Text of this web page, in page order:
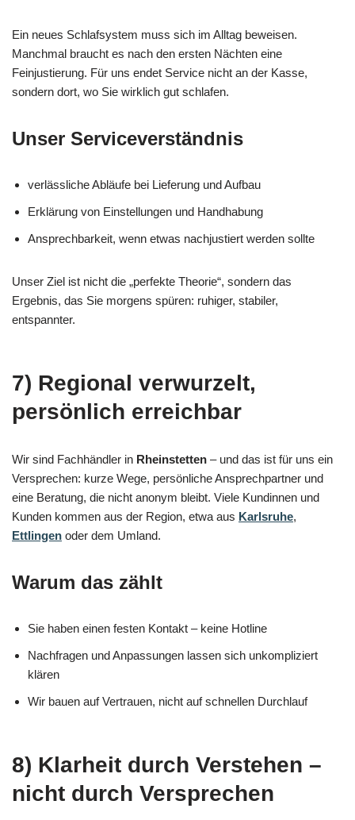
Ein neues Schlafsystem muss sich im Alltag beweisen.
Manchmal braucht es nach den ersten Nächten eine
Feinjustierung. Für uns endet Service nicht an der Kasse,
sondern dort, wo Sie wirklich gut schlafen.
Unser Serviceverständnis
verlässliche Abläufe bei Lieferung und Aufbau
Erklärung von Einstellungen und Handhabung
Ansprechbarkeit, wenn etwas nachjustiert werden sollte
Unser Ziel ist nicht die „perfekte Theorie“, sondern das
Ergebnis, das Sie morgens spüren: ruhiger, stabiler,
entspannter.
7) Regional verwurzelt,
persönlich erreichbar
Wir sind Fachhändler in Rheinstetten – und das ist für uns ein
Versprechen: kurze Wege, persönliche Ansprechpartner und
eine Beratung, die nicht anonym bleibt. Viele Kundinnen und
Kunden kommen aus der Region, etwa aus Karlsruhe,
Ettlingen oder dem Umland.
Warum das zählt
Sie haben einen festen Kontakt – keine Hotline
Nachfragen und Anpassungen lassen sich unkompliziert
klären
Wir bauen auf Vertrauen, nicht auf schnellen Durchlauf
8) Klarheit durch Verstehen –
nicht durch Versprechen